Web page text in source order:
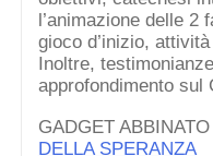
l’animazione delle 2
gioco d’inizio,
Inoltre,
approfondimento sul
GADGET
DELLA SPERANZA